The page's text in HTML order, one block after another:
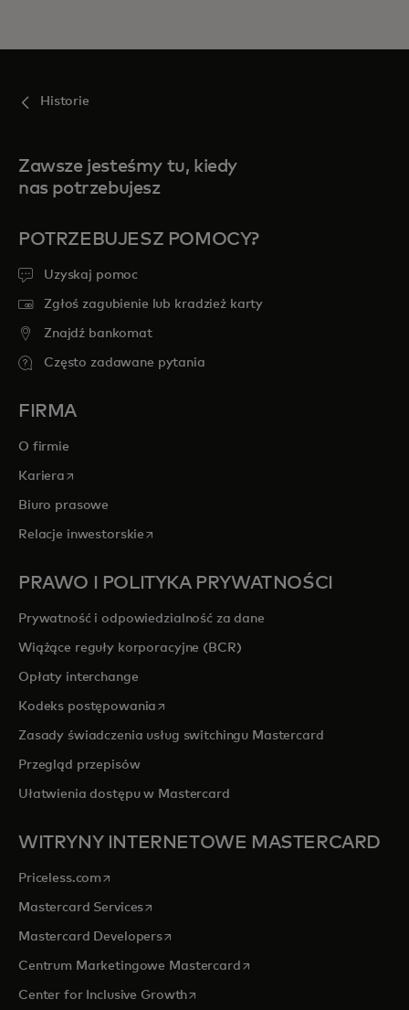
Historie
Zawsze jesteśmy tu, kiedy
nas potrzebujesz
POTRZEBUJESZ POMOCY?
Uzyskaj pomoc
Zgłoś zagubienie lub kradzież karty
Znajdź bankomat
Często zadawane pytania
FIRMA
O firmie
Kariera opens in a new tab
Biuro prasowe
Relacje inwestorskie opens in a new tab
PRAWO I POLITYKA PRYWATNOŚCI
Prywatność i odpowiedzialność za dane
Wiążące reguły korporacyjne (BCR)
Opłaty interchange
Kodeks postępowania opens in a new tab
Zasady świadczenia usług switchingu Mastercard
Przegląd przepisów
Ułatwienia dostępu w Mastercard
WITRYNY INTERNETOWE MASTERCARD
Priceless.com opens in a new tab
Mastercard Servicesopens in a new tab
Mastercard Developersopens in a new tab
Centrum Marketingowe Mastercardopens in a new tab
Center for Inclusive Growthopens in a new tab